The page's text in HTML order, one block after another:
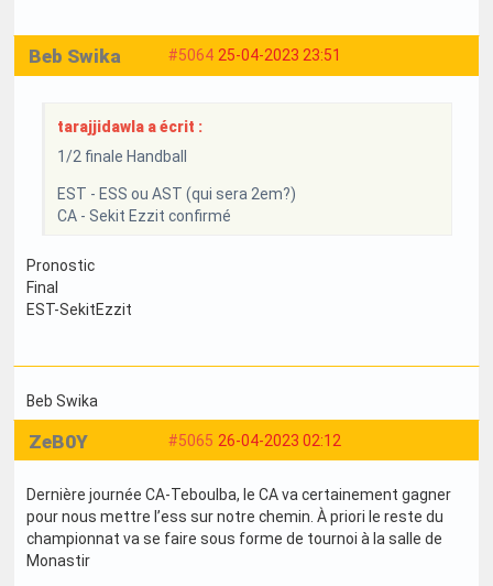
#5064 25-04-2023 23:51
Beb Swika
tarajjidawla a écrit :
1/2 finale Handball
EST - ESS ou AST (qui sera 2em?)
CA - Sekit Ezzit confirmé
Pronostic
Final
EST-SekitEzzit
Beb Swika
#5065 26-04-2023 02:12
ZeB0Y
Dernière journée CA-Teboulba, le CA va certainement gagner
pour nous mettre l’ess sur notre chemin. À priori le reste du
championnat va se faire sous forme de tournoi à la salle de
Monastir